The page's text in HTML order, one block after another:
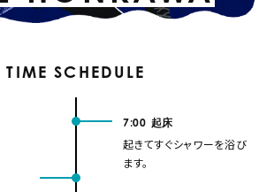
TIME SCHEDULE
7:00 起床
起きてすぐシャワーを浴び
ます。